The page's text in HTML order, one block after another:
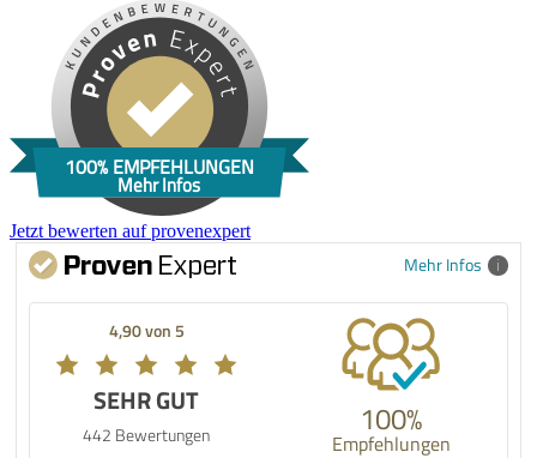
100% EMPFEHLUNGEN
Mehr Infos
Jetzt bewerten auf provenexpert
Mehr Infos
4,90 von 5
SEHR GUT
442 Bewertungen 100%
Empfehlungen